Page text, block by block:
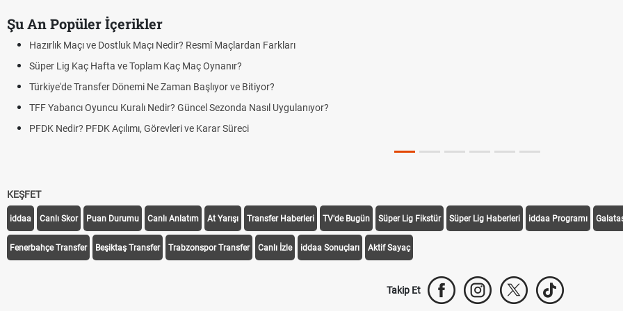
Şu An Popüler İçerikler
ve Dostluk Maçı Nedir? Resmî Maçlardan Farkları
Hafta ve Toplam Kaç Maç Oynanır?
Transfer Dönemi Ne Zaman Başlıyor ve Bitiyor?
Oyuncu Kuralı Nedir? Güncel Sezonda Nasıl Uygulanıyor?
PFDK Açılımı, Görevleri ve Karar Süreci
KEŞFET
iddaa Canlı Skor Puan Durumu Canlı Anlatım At Yarışı Transfer Haberleri TV'de Bugün Süper Lig Fikstür Süper Lig Haberleri iddaa Programı
Fenerbahçe Transfer Beşiktaş Transfer Trabzonspor Transfer Canlı İzle iddaa Sonuçları Aktif Sayaç
Takip Et